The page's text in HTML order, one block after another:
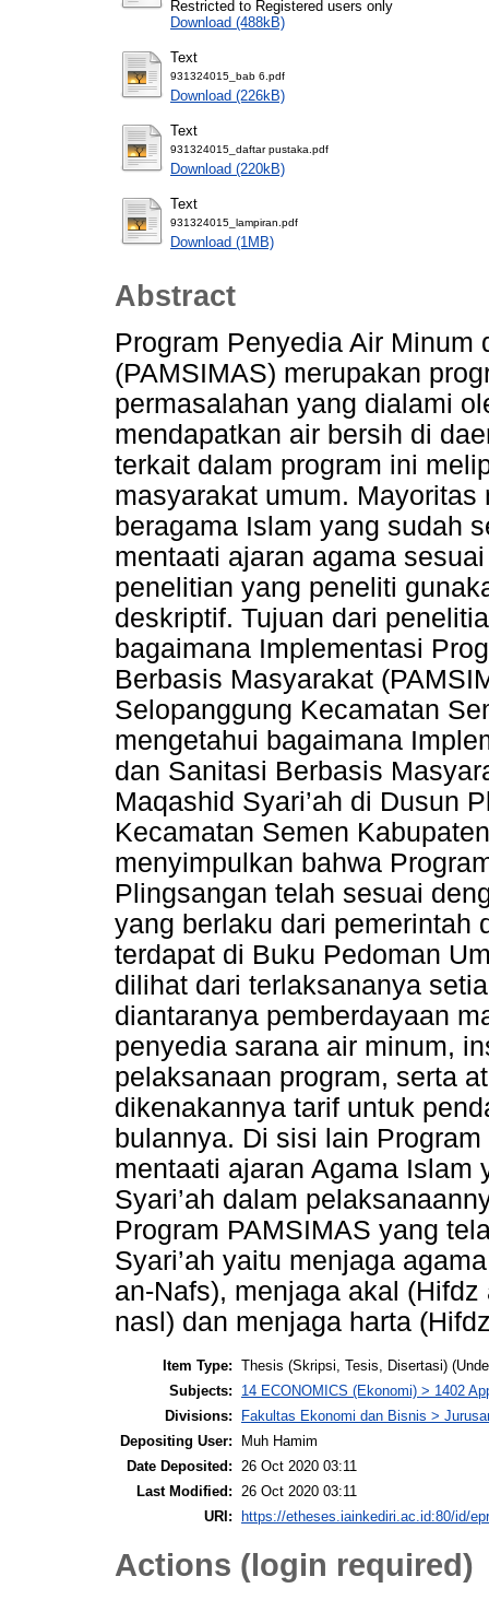
Restricted to Registered users only
Download (488kB)
Text
931324015_bab 6.pdf
Download (226kB)
Text
931324015_daftar pustaka.pdf
Download (220kB)
Text
931324015_lampiran.pdf
Download (1MB)
Abstract
Program Penyedia Air
(PAMSIMAS) merupakan
permasalahan yang dialami
mendapatkan air bersih di
terkait dalam program ini
masyarakat umum.
beragama Islam yang sudah
mentaati ajaran agama
penelitian yang peneliti
deskriptif. Tujuan dari
bagaimana Implementasi
Berbasis Masyarakat
Selopanggung Kecamatan
mengetahui bagaimana
dan Sanitasi Berbasis
Maqashid Syari’ah di Dusun
Kecamatan Semen
menyimpulkan bahwa
Plingsangan telah sesuai
yang berlaku dari pemerintah
terdapat di Buku Pedoman
dilihat dari terlaksananya
diantaranya pemberdayaan
penyedia sarana air minum,
pelaksanaan program, serta
dikenakannya tarif untuk
bulannya. Di sisi lain
mentaati ajaran Agama Islam
Syari’ah dalam
Program PAMSIMAS yang
Syari’ah yaitu menjaga
an-Nafs), menjaga akal
nasl) dan menjaga harta
Item Type: Thesis (Skripsi, Tesis, Disertasi)
Subjects:
14 ECONOMICS (Ekonomi) > 1402
Divisions:
Fakultas Ekonomi dan Bisnis >
Depositing User:
Muh Hamim
Date Deposited:
26 Oct 2020 03:11
Last Modified:
26 Oct 2020 03:11
URI:
https://etheses.iainkediri.ac.id:80/id/
Actions (login required)